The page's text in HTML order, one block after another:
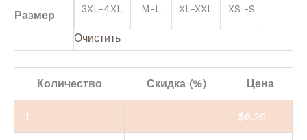
Размер
3XL-4XL M-L XL-XXL XS -S
Очистить
Количество Скидка (%) Цена
1 — $6.29